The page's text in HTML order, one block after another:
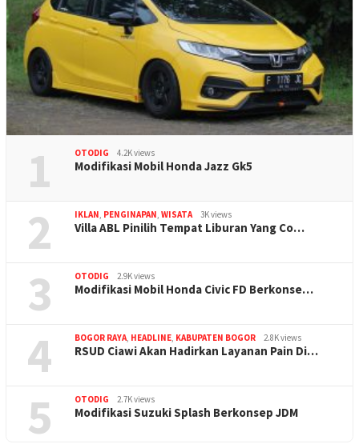
1 OTODIG 4.2K views
Modifikasi Mobil Honda Jazz Gk5
2 IKLAN, PENGINAPAN, WISATA 3K views
Villa ABL Pinilih Tempat Liburan Yang Co…
3 OTODIG 2.9K views
Modifikasi Mobil Honda Civic FD Berkonse…
4 BOGOR RAYA, HEADLINE, KABUPATEN BOGOR 2.8K views
RSUD Ciawi Akan Hadirkan Layanan Pain Di…
5 OTODIG 2.7K views
Modifikasi Suzuki Splash Berkonsep JDM